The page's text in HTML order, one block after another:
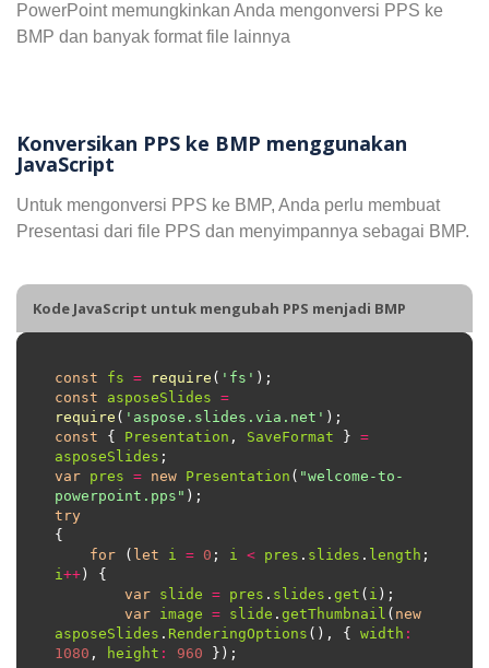
PowerPoint memungkinkan Anda mengonversi PPS ke
BMP dan banyak format file lainnya
Konversikan PPS ke BMP menggunakan
JavaScript
Untuk mengonversi PPS ke BMP, Anda perlu membuat
Presentasi dari file PPS dan menyimpannya sebagai BMP.
Kode JavaScript untuk mengubah PPS menjadi BMP
const fs = require ( 'fs'
const
asposeSlides =
require ( 'aspose.slides.via.net'
const { Presentation , SaveFormat } =
asposeSlides
var pres = new Presentation ( "welcome-to-
powerpoint.pps"
try
for ( let i = 0 ; i < pres . slides . length
i++
var slide = pres . slides . get ( i
var image = slide . getThumbnail ( new
asposeSlides . RenderingOptions (), { width :
1080 , height : 960